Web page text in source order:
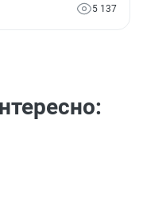
ситуации?5 137